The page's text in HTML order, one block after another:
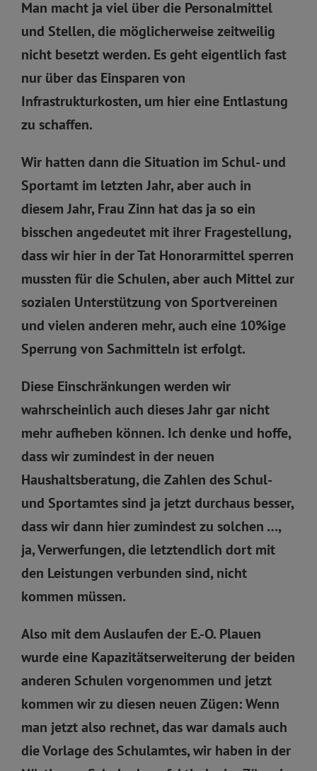
Man macht ja viel über die Personalmittel
und Stellen, die möglicherweise zeitweilig
nicht besetzt werden. Es geht eigentlich fast
nur über das Einsparen von
Infrastrukturkosten, um hier eine Entlastung
zu schaffen.
Wir hatten dann die Situation im Schul- und
Sportamt im letzten Jahr, aber auch in
diesem Jahr, Frau Zinn hat das ja so ein
bisschen angedeutet mit ihrer Fragestellung,
dass wir hier in der Tat Honorarmittel sperren
mussten für die Schulen, aber auch Mittel zur
sozialen Unterstützung von Sportvereinen
und vielen anderen mehr, auch eine 10%ige
Sperrung von Sachmitteln ist erfolgt.
Diese Einschränkungen werden wir
wahrscheinlich auch dieses Jahr gar nicht
mehr aufheben können. Ich denke und hoffe,
dass wir zumindest in der neuen
Haushaltsberatung, die Zahlen des Schul-
und Sportamtes sind ja jetzt durchaus besser,
dass wir dann hier zumindest zu solchen …,
ja, Verwerfungen, die letztendlich dort mit
den Leistungen verbunden sind, nicht
kommen müssen.
Also mit dem Auslaufen der E.-O. Plauen
wurde eine Kapazitätserweiterung der beiden
anderen Schulen vorgenommen und jetzt
kommen wir zu diesen neuen Zügen: Wenn
man jetzt also rechnet, das war damals auch
die Vorlage des Schulamtes, wir haben in der